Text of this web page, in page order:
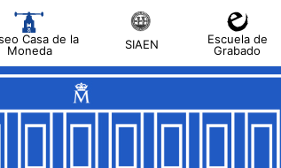
Casa de la
Moneda
SIAEN
Escuela de
Grabado